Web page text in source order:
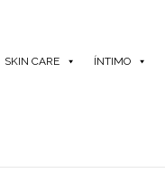
SKIN CARE ÍNTIMO